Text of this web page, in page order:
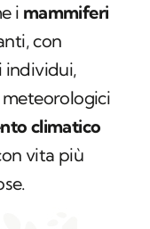
i mammiferi
con
individui,
climatico
vita più